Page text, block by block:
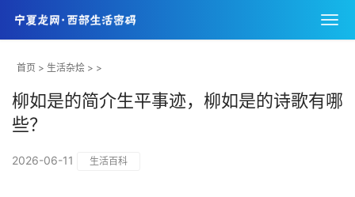
首页 > 生活杂烩 > >
柳如是的简介生平事迹，柳如是的诗歌有哪
些？
2026-06-11 生活百科